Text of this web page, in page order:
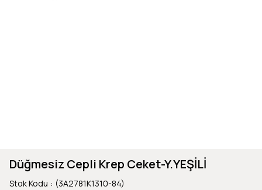
Düğmesiz Cepli Krep Ceket-Y.YEŞİLİ
Stok Kodu (3A2781K1310-84)